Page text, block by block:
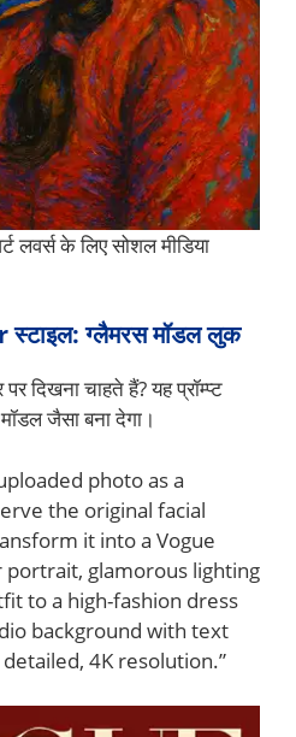
लवर्स के लिए सोशल मीडिया
ग्लैमरस मॉडल लुक
दिखना चाहते हैं? यह प्रॉम्प्ट
जैसा बना देगा।
photo as a
the original facial
it into a Vogue
portrait, glamorous lighting
to a high-fashion dress
background with text
4K resolution.”